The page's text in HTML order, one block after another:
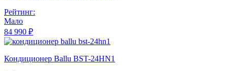
Рейтинг:
Мало
84 990 ₽
Кондиционер Ballu BST-24HN1